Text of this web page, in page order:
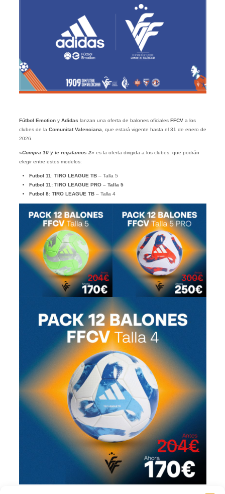
Fútbol Emotiony Adidas lanzan una oferta de balones oficiales FFCVa los
clubes de la Comunitat Valenciana , que estará vigente hasta el 31 de enero de
2026.
«Compra 10 y te regalamos 2» es la oferta dirigida a los clubes, que podrán
elegir entre estos modelos:
Futbol 11 : TIRO LEAGUE TB– Talla 5
Futbol 11: TIRO LEAGUE PRO – Talla 5
Futbol 8: TIRO LEAGUE TB– Talla 4